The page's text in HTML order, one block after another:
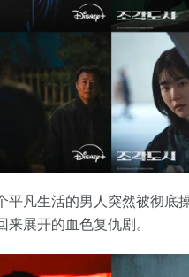
平凡生活的男人突然被彻底
来展开的血色复仇剧。